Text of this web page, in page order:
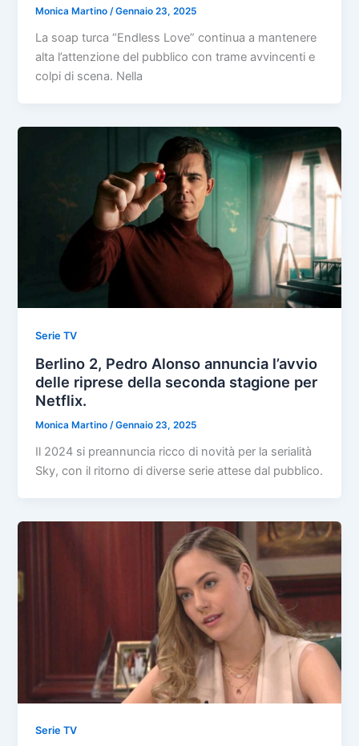
Monica Martino/Gennaio 23, 2025
La soap turca “Endless Love” continua a mantenere
alta l’attenzione del pubblico con trame avvincenti e
colpi di scena. Nella
Serie TV
Berlino 2, Pedro Alonso annuncia l’avvio
delle riprese della seconda stagione per
Netflix.
Monica Martino/Gennaio 23, 2025
Il 2024 si preannuncia ricco di novità per la serialità
Sky, con il ritorno di diverse serie attese dal pubblico.
Serie TV